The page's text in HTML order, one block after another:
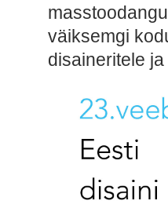
väiksemgi
disaineritele